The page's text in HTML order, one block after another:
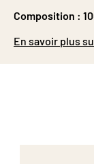
Composition :
En savoir plus